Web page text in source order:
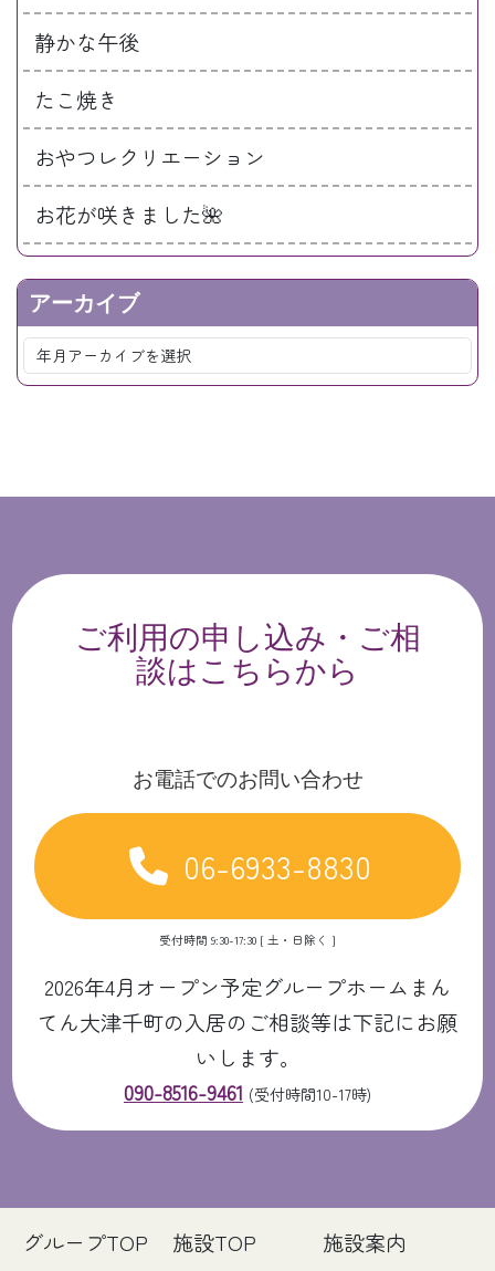
静かな午後
たこ焼き
おやつレクリエーション
お花が咲きました🌺
アーカイブ
ご利用の申し込み・ご相
談はこちらから
お電話でのお問い合わせ
06-6933-8830
受付時間 9:30-17:30 [ 土・日除く ]
2026年4月オープン予定グループホームまん
てん大津千町の入居のご相談等は下記にお願
いします。
090-8516-9461 (受付時間10-17時)
グループTOP 施設TOP 施設案内